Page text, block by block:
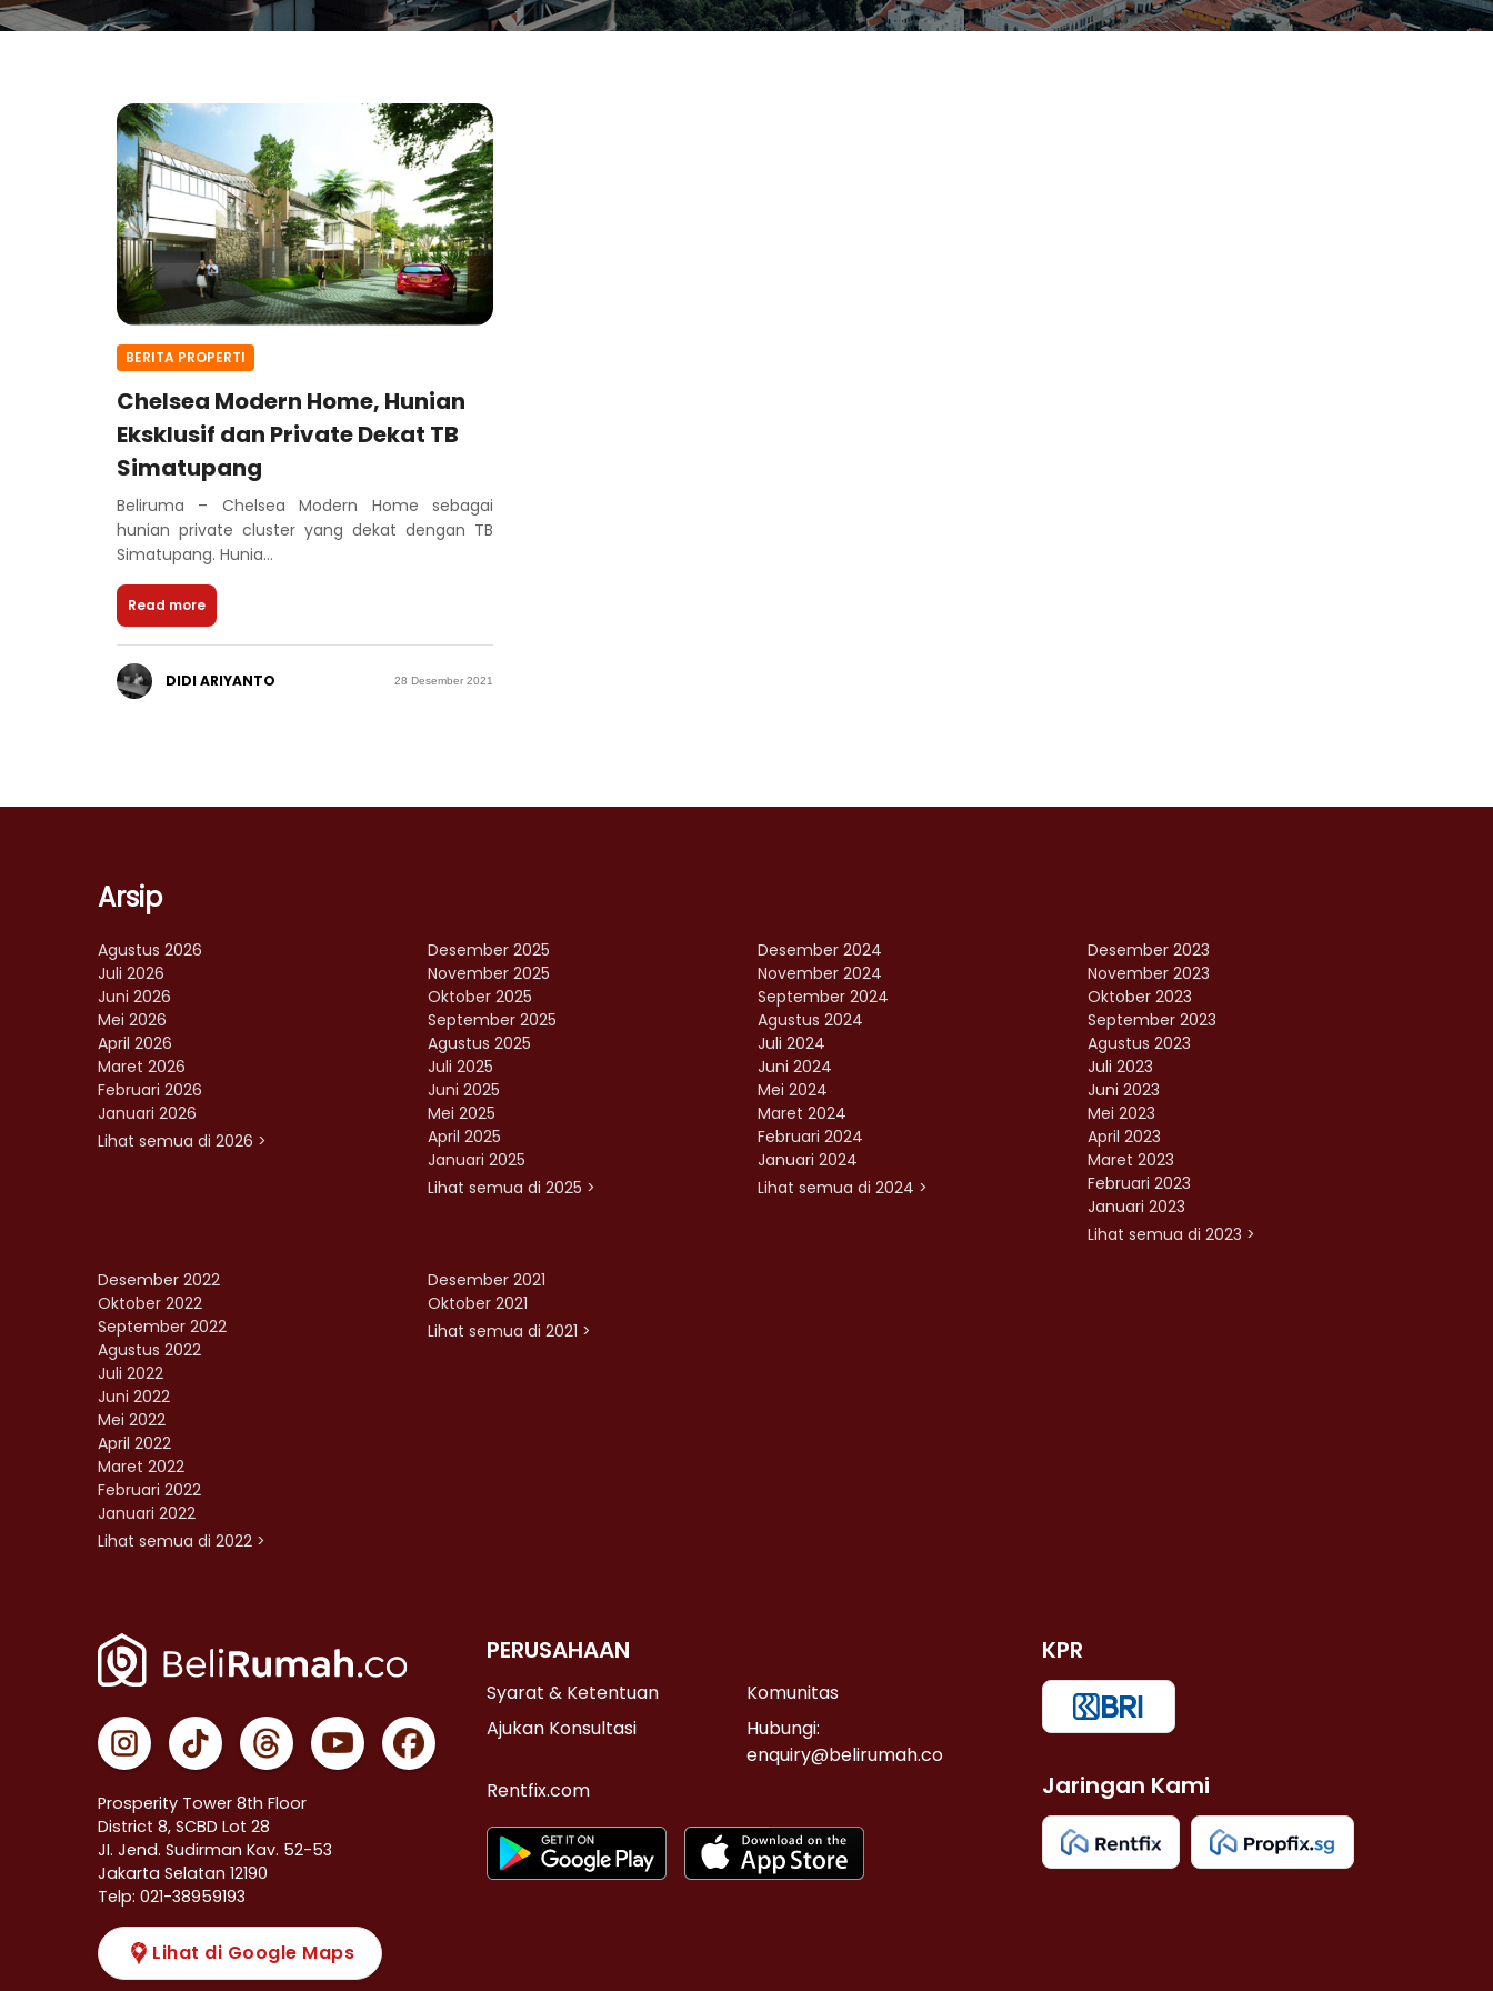
BERITA PROPERTI
Chelsea Modern Home, Hunian
Eksklusif dan Private Dekat TB
Simatupang
Beliruma – Chelsea Modern Home sebagai
hunian private cluster yang dekat dengan TB
Simatupang. Hunia...
Read more
DIDI ARIYANTO 28 Desember 2021
Arsip
Agustus 2026
Juli 2026
Juni 2026
Mei 2026
April 2026
Maret 2026
Februari 2026
Januari 2026
Lihat semua di 2026 >
Desember 2025
November 2025
Oktober 2025
September 2025
Agustus 2025
Juli 2025
Juni 2025
Mei 2025
April 2025
Januari 2025
Lihat semua di 2025 >
Desember 2024
November 2024
September 2024
Agustus 2024
Juli 2024
Juni 2024
Mei 2024
Maret 2024
Februari 2024
Januari 2024
Lihat semua di 2024 >
Desember 2023
November 2023
Oktober 2023
September 2023
Agustus 2023
Juli 2023
Juni 2023
Mei 2023
April 2023
Maret 2023
Februari 2023
Januari 2023
Lihat semua di 2023 >
Desember 2022
Oktober 2022
September 2022
Agustus 2022
Juli 2022
Juni 2022
Mei 2022
April 2022
Maret 2022
Februari 2022
Januari 2022
Lihat semua di 2022 >
Desember 2021
Oktober 2021
Lihat semua di 2021 >
Prosperity Tower 8th Floor
District 8, SCBD Lot 28
JI. Jend. Sudirman Kav. 52-53
Jakarta Selatan 12190
Telp: 021-38959193
Lihat di Google Maps
PERUSAHAAN
Syarat & Ketentuan
Komunitas
Ajukan Konsultasi
Hubungi:
enquiry@belirumah.co
Rentfix.com
KPR
Jaringan Kami